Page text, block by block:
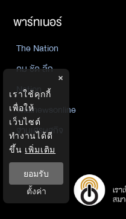
พาร์ทเนอร์
The Nation
คม ชัด ลึก
Nation
Thainewsonline
ฐานเศรษฐกิจ
×
เราใช้คุกกี้
เพื่อให้
เว็บไซต์
ทำงานได้ดี
ขึ้น เพิ่มเติม
ยอมรับ
ตั้งค่า